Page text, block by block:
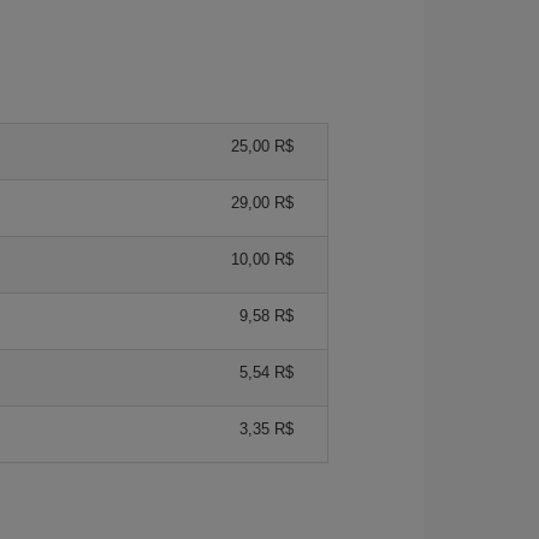
25,00 R$
29,00 R$
10,00 R$
9,58 R$
5,54 R$
3,35 R$